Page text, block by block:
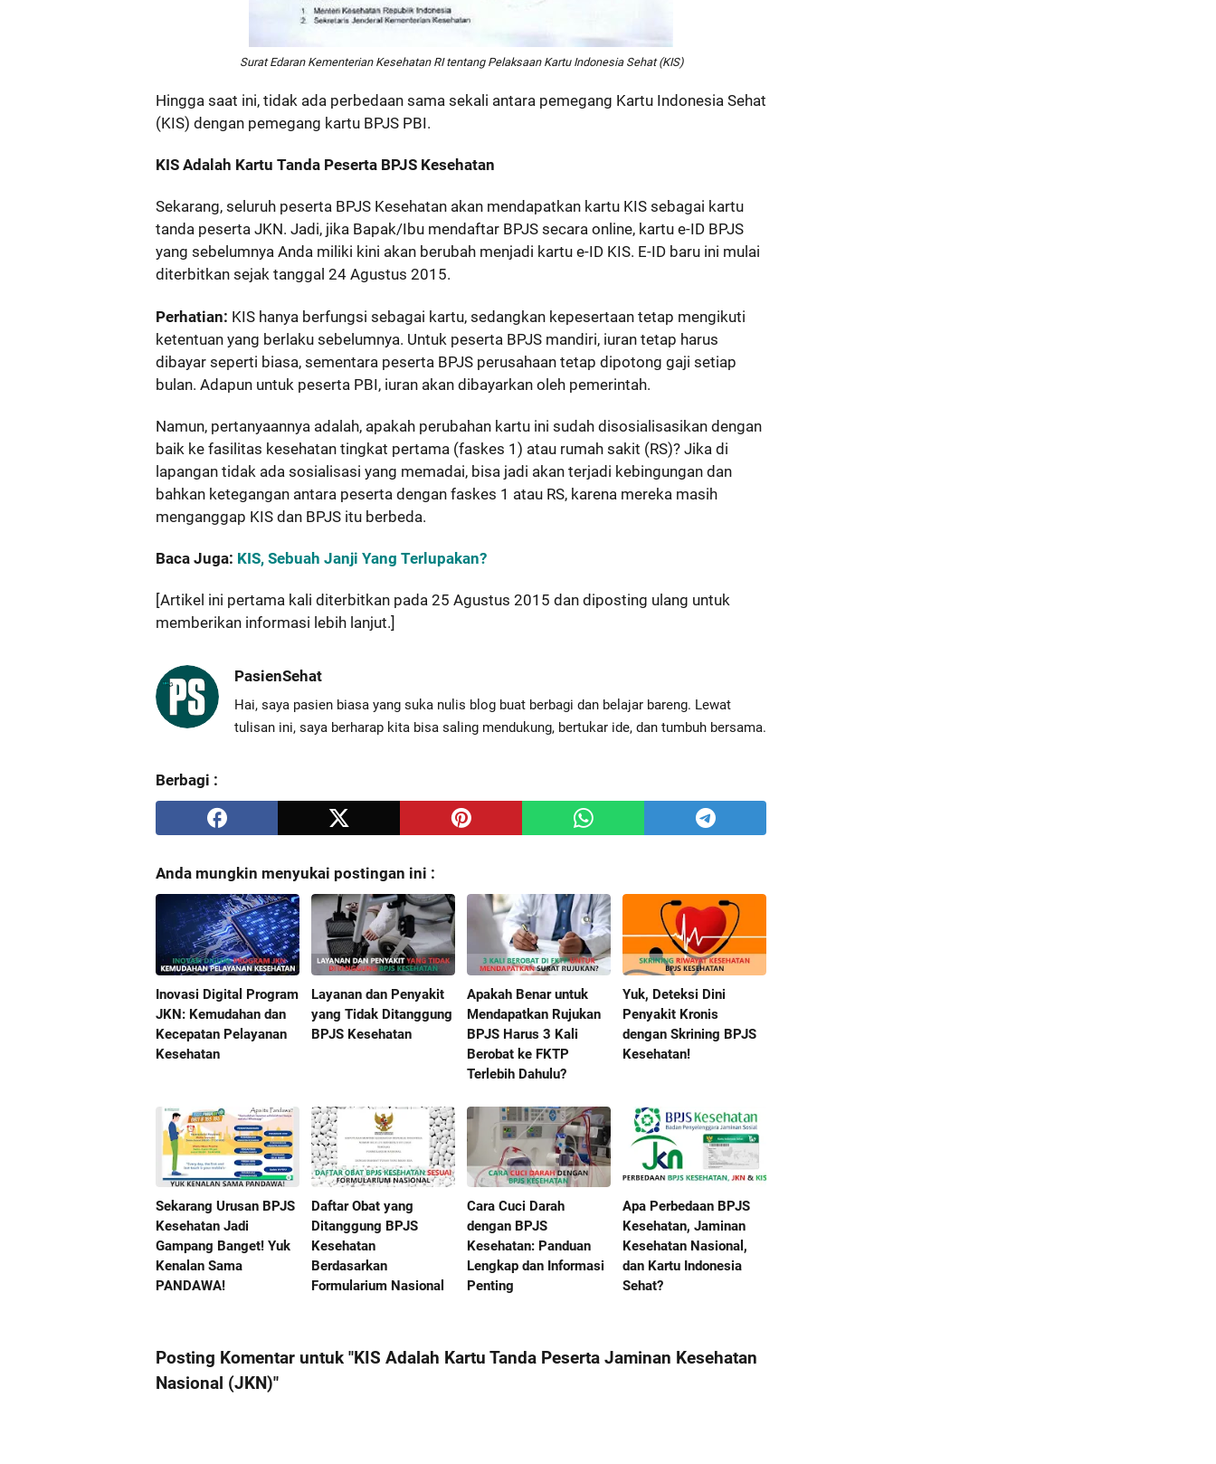
Surat Edaran Kementerian Kesehatan RI tentang Pelaksaan Kartu Indonesia Sehat (KIS)
Hingga saat ini, tidak ada perbedaan sama sekali antara pemegang Kartu Indonesia Sehat
(KIS) dengan pemegang kartu BPJS PBI.
KIS Adalah Kartu Tanda Peserta BPJS Kesehatan
Sekarang, seluruh peserta BPJS Kesehatan akan mendapatkan kartu KIS sebagai kartu
tanda peserta JKN. Jadi, jika Bapak/Ibu mendaftar BPJS secara online, kartu e-ID BPJS
yang sebelumnya Anda miliki kini akan berubah menjadi kartu e-ID KIS. E-ID baru ini mulai
diterbitkan sejak tanggal 24 Agustus 2015.
Perhatian: KIS hanya berfungsi sebagai kartu, sedangkan kepesertaan tetap mengikuti
ketentuan yang berlaku sebelumnya. Untuk peserta BPJS mandiri, iuran tetap harus
dibayar seperti biasa, sementara peserta BPJS perusahaan tetap dipotong gaji setiap
bulan. Adapun untuk peserta PBI, iuran akan dibayarkan oleh pemerintah.
Namun, pertanyaannya adalah, apakah perubahan kartu ini sudah disosialisasikan dengan
baik ke fasilitas kesehatan tingkat pertama (faskes 1) atau rumah sakit (RS)? Jika di
lapangan tidak ada sosialisasi yang memadai, bisa jadi akan terjadi kebingungan dan
bahkan ketegangan antara peserta dengan faskes 1 atau RS, karena mereka masih
menganggap KIS dan BPJS itu berbeda.
Baca Juga: KIS, Sebuah Janji Yang Terlupakan?
[Artikel ini pertama kali diterbitkan pada 25 Agustus 2015 dan diposting ulang untuk
memberikan informasi lebih lanjut.]
PasienSehat
Hai, saya pasien biasa yang suka nulis blog buat berbagi dan belajar bareng. Lewat
tulisan ini, saya berharap kita bisa saling mendukung, bertukar ide, dan tumbuh bersama.
Berbagi :
Anda mungkin menyukai postingan ini :
Inovasi Digital Program
JKN: Kemudahan dan
Kecepatan Pelayanan
Kesehatan
Layanan dan Penyakit
yang Tidak Ditanggung
BPJS Kesehatan
Apakah Benar untuk
Mendapatkan Rujukan
BPJS Harus 3 Kali
Berobat ke FKTP
Terlebih Dahulu?
Yuk, Deteksi Dini
Penyakit Kronis
dengan Skrining BPJS
Kesehatan!
Sekarang Urusan BPJS
Kesehatan Jadi
Gampang Banget! Yuk
Kenalan Sama
PANDAWA!
Daftar Obat yang
Ditanggung BPJS
Kesehatan
Berdasarkan
Formularium Nasional
Cara Cuci Darah
dengan BPJS
Kesehatan: Panduan
Lengkap dan Informasi
Penting
Apa Perbedaan BPJS
Kesehatan, Jaminan
Kesehatan Nasional,
dan Kartu Indonesia
Sehat?
Posting Komentar untuk "KIS Adalah Kartu Tanda Peserta Jaminan Kesehatan
Nasional (JKN)"